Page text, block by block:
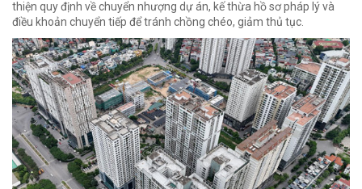
thiện quy định về chuyển nhượng dự án, kế thừa hồ sơ pháp lý và
điều khoản chuyển tiếp để tránh chồng chéo, giảm thủ tục.